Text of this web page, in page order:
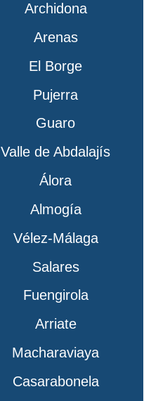
Archidona
Arenas
El Borge
Pujerra
Guaro
Valle de Abdalajís
Álora
Almogía
Vélez-Málaga
Salares
Fuengirola
Arriate
Macharaviaya
Casarabonela